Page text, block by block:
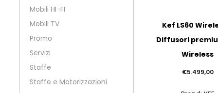
Kef LS60
Diffusori
Wireless
€5.499,00
Mobili HI-FI
Mobili TV
Promo
Servizi
Staffe
Staffe e Motorizzazioni